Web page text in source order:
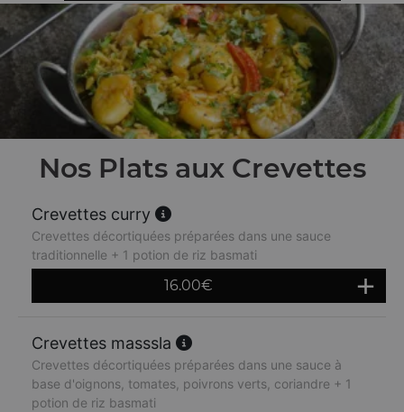
Nos Plats aux Crevettes
Crevettes curry
Crevettes décortiquées préparées dans une sauce
traditionnelle + 1 potion de riz basmati
16.00€
Crevettes masssla
Crevettes décortiquées préparées dans une sauce à
base d'oignons, tomates, poivrons verts, coriandre + 1
potion de riz basmati